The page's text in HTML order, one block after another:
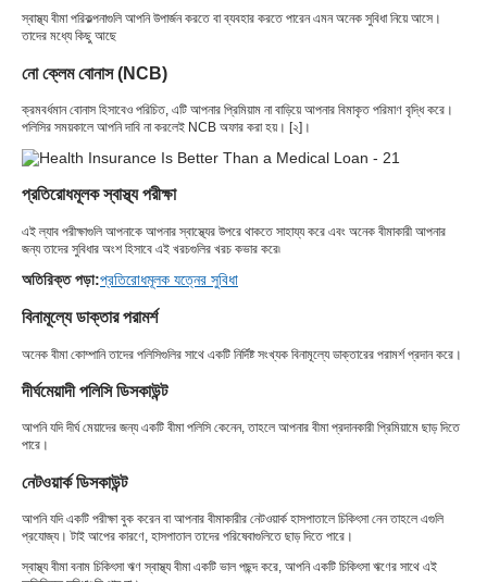
স্বাস্থ্য বীমা পরিকল্পনাগুলি আপনি উপার্জন করতে বা ব্যবহার করতে পারেন এমন অনেক সুবিধা নিয়ে আসে।
তাদের মধ্যে কিছু আছে
নো ক্লেম বোনাস (NCB)
ক্রমবর্ধমান বোনাস হিসাবেও পরিচিত, এটি আপনার প্রিমিয়াম না বাড়িয়ে আপনার বিমাকৃত পরিমাণ বৃদ্ধি করে।
পলিসির সময়কালে আপনি দাবি না করলেই NCB অফার করা হয়। [২]।
প্রতিরোধমূলক স্বাস্থ্য পরীক্ষা
এই ল্যাব পরীক্ষাগুলি আপনাকে আপনার স্বাস্থ্যের উপরে থাকতে সাহায্য করে এবং অনেক বীমাকারী আপনার
জন্য তাদের সুবিধার অংশ হিসাবে এই খরচগুলির খরচ কভার করে৷
অতিরিক্ত পড়া:প্রতিরোধমূলক যত্নের সুবিধা
বিনামূল্যে ডাক্তার পরামর্শ
অনেক বীমা কোম্পানি তাদের পলিসিগুলির সাথে একটি নির্দিষ্ট সংখ্যক বিনামূল্যে ডাক্তারের পরামর্শ প্রদান করে।
দীর্ঘমেয়াদী পলিসি ডিসকাউন্ট
আপনি যদি দীর্ঘ মেয়াদের জন্য একটি বীমা পলিসি কেনেন, তাহলে আপনার বীমা প্রদানকারী প্রিমিয়ামে ছাড় দিতে
পারে।
নেটওয়ার্ক ডিসকাউন্ট
আপনি যদি একটি পরীক্ষা বুক করেন বা আপনার বীমাকারীর নেটওয়ার্ক হাসপাতালে চিকিৎসা নেন তাহলে এগুলি
প্রযোজ্য। টাই আপের কারণে, হাসপাতাল তাদের পরিষেবাগুলিতে ছাড় দিতে পারে।
স্বাস্থ্য বীমা বনাম চিকিৎসা ঋণ স্বাস্থ্য বীমা একটি ভাল পছন্দ করে, আপনি একটি চিকিৎসা ঋণের সাথে এই